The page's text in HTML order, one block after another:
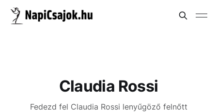
Claudia Rossi
Fedezd fel Claudia Rossi lenyűgöző felnőtt